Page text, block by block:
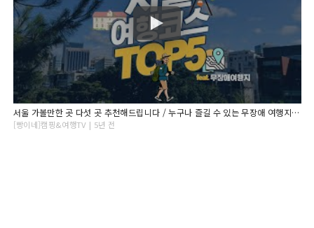
서울 가볼만한 곳 다섯 곳 추천해드립니다 / 누구나 즐길 수 있는 무장애 여행지 / 서울 여행지 추천
[빵이네]캠핑&여행TV | 5년 전